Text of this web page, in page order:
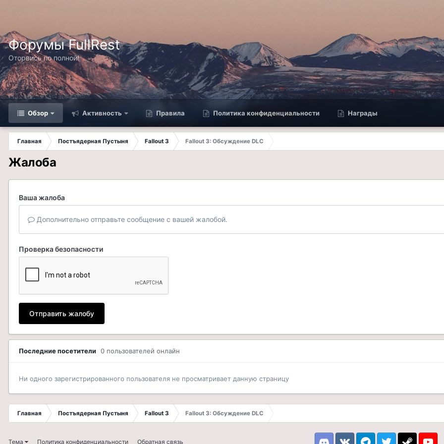
Форумы FullRest
Оторвись по полной!
Обзор Активность Правила Политика конфиденциальности Награды
Главная Постъядерная Пустыня Fallout 3
Fallout 3: Обсуждение DLC
Жалоба
Ваша жалоба
Дополнительно отправьте сообщение с вашей жалобой.
Проверка безопасности
Отправить жалобу
Последние посетители 0 пользователей онлайн
Ни одного зарегистрированного пользователя не просматривает данную страницу
Главная Постъядерная Пустыня Fallout 3 Fallout 3: Обсуждение DLC
Тема Политика конфиденциальности Обратная связь